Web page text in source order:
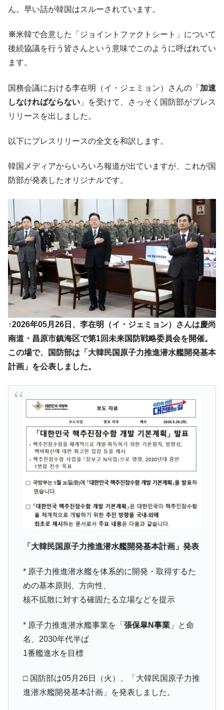
動」
『Money1』
中国だけが鉄鋼輸出を異常増加させる ⇒ 中
国の過剰生産が世界を蝕む。
種は全般的「不調」⇒ PSIが示す現況は決して良くない。
『Money1』
【米韓激突案件】韓国消費者院が『クーパ
ン』1人当たり賠償10万ウォンを認定 ⇒ 総額3兆7,000億
『Money1』
韓国型イージス搭載の次世代駆逐艦
『Money1』
に韓国がいっちょがみしたのでは。
『Money1』
韓国政府『BYD』車への補助金を全廃 ⇒ 実
は韓国で『BYD』車は売れている。6カ月で対前年同期比
1.9倍！
『Money1』
在韓米国大使スティールが着韓！⇒ さっそ
く空港に詰めかけ「出て行け！」「極右勢力」のプラカー
ドを掲げる「在韓反米勢力」
『Money1』
韓国政府「2035年までに18.4GW規模のAIデ
ータセンター整備」⇒ だから無理だってば。
JPモルガン「韓国レバレッジETFの清算は
ほぼ終わった」
『Money1』
韓国『国民年金公団』株価暴落で200兆蒸
『Money1』
韓国政府「ニセＫ-ブランドを通報しようキ
ャンペーン」⇒ あの名物教授も登場！
『Money1』
ぎ」では。
『Money1』
韓国鉄鋼最大手『POSCO』ズブズブ沈む。
営業利益80.2％も減少
『Money1』
米国下院「韓国の公務員個人をターゲット
にぶん殴る法案」提出！⇒ クーパン問題は合衆国企業に対
する差別。許してはおかぬ
『Money1』
韓国ボンクラ政策室長･金容範、株価暴落に
他人事のような発言。
『Money1』
韓国半導体『SKハイニックス』2026年2Qの
業績「史上最高益」当期純利益は前年同期比13.4倍に。
機 ⇒ 10.7兆では損が出るからできない。
『Money1』
【速報】韓国株式市場の暴落・本日07月29
日(水)もサイドカー・サーキットブレイカーの二段コンボ
発動！
『Money1』
IT産業は人を雇用する効果は低い。全産業の
Fact1
日本の誇る海洋資源調査船『白嶺』は先進技術の
塊！
府県とは？
Fact1 今話題の「楽天ライオンズ」とは？
ん。早い話が韓国はスルーされています。
※米韓で合意した「ジョイントファクトシート」について
後続協議を行う皆さんという意味でこのように呼ばれてい
ます。
国務会議における李在明（イ・ジェミョン）さんの「 加速
しなければならない 」を受けて、さっそく国防部がプレス
リリースを出しました。
以下にプレスリリースの全文を和訳します。
韓国メディアからいろいろ報道が出ていますが、これが国
防部が発表したオリジナルです。
↑2026年05月26日、李在明（イ・ジェミョン）さんは慶尚
南道・昌原市鎮海区で第1回未来国防戦略委員会を開催。
この場で、国防部は「大韓民国原子力推進潜水艦開発基本
計画」を公表しました。
「大韓民国原子力推進潜水艦開発基本計画」発表
* 原子力推進潜水艦を体系的に開発・取得するた
めの基本原則、方向性、
核不拡散に対する確固たる立場などを提示
* 原子力推進潜水艦事業を「 張保皐N事業」と命
名、2030年代半ば
1番艦進水を目標
□ 国防部は05月26日（火）、「大韓民国原子力推
進潜水艦開発基本計画」を発表しました。